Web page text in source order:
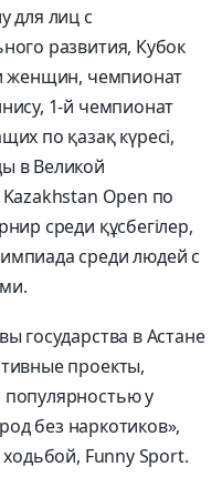
для лиц с
развития, Кубок
женщин, чемпионат
1-й чемпионат
по қазақ күресі,
в Великой
Open по
среди құсбегілер,
среди людей с
государства в Астане
проекты,
у
без наркотиков»,
Funny Sport.